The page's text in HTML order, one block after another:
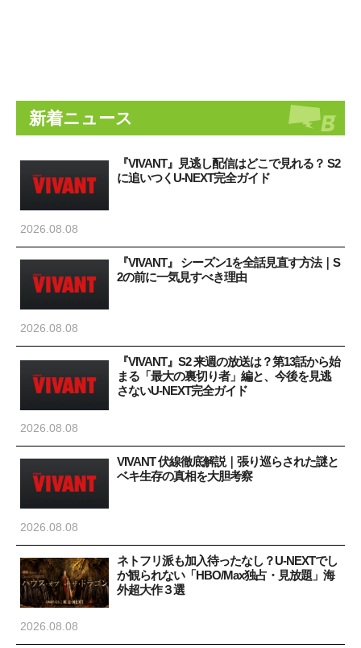
新着ニュース
『VIVANT』見逃し配信はどこで見れる？ S2
に追いつくU-NEXT完全ガイド
2026.08.08
『VIVANT』 シーズン1を全話見直す方法｜S
2の前に一気見すべき理由
2026.08.08
『VIVANT』S2 来週の放送は？第13話から始
まる「最大の裏切り者」編と、今後を見逃
さないU-NEXT完全ガイド
2026.08.08
VIVANT 伏線徹底解説｜張り巡らされた謎と
ベキ生存の真相を大胆考察
2026.08.08
ネトフリ派も加入待ったなし？U-NEXTでし
か観られない「HBO/Max独占・見放題」海
外超大作３選
2026.08.08